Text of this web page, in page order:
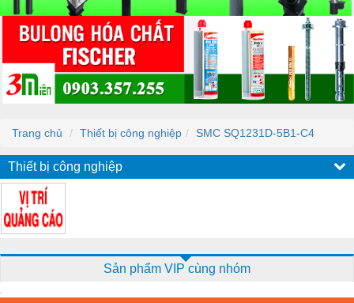
Trang chủ Thiết bị công nghiệp SMC SQ1231D-5B1-C4
Thiết bị công nghiệp
Sản phẩm VIP cùng nhóm